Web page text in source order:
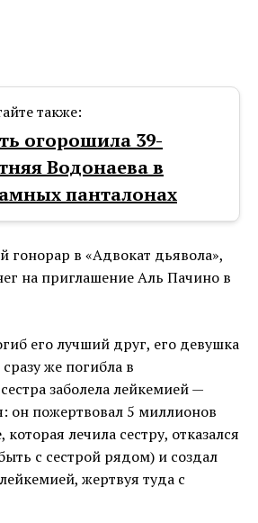
также:
огорошила 39-
Водонаева в
панталонах
гонорар в «Адвокат дьявола»,
на приглашение Аль Пачино в
его лучший друг, его девушка
же погибла в
заболела лейкемией —
он пожертвовал 5 миллионов
лечила сестру, отказался
с сестрой рядом) и создал
жертвуя туда с